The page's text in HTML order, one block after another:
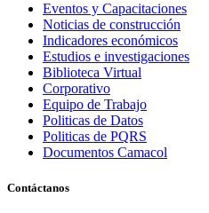
Eventos y Capacitaciones
Noticias de construcción
Indicadores económicos
Estudios e investigaciones
Biblioteca Virtual
Corporativo
Equipo de Trabajo
Politicas de Datos
Politicas de PQRS
Documentos Camacol
Contáctanos